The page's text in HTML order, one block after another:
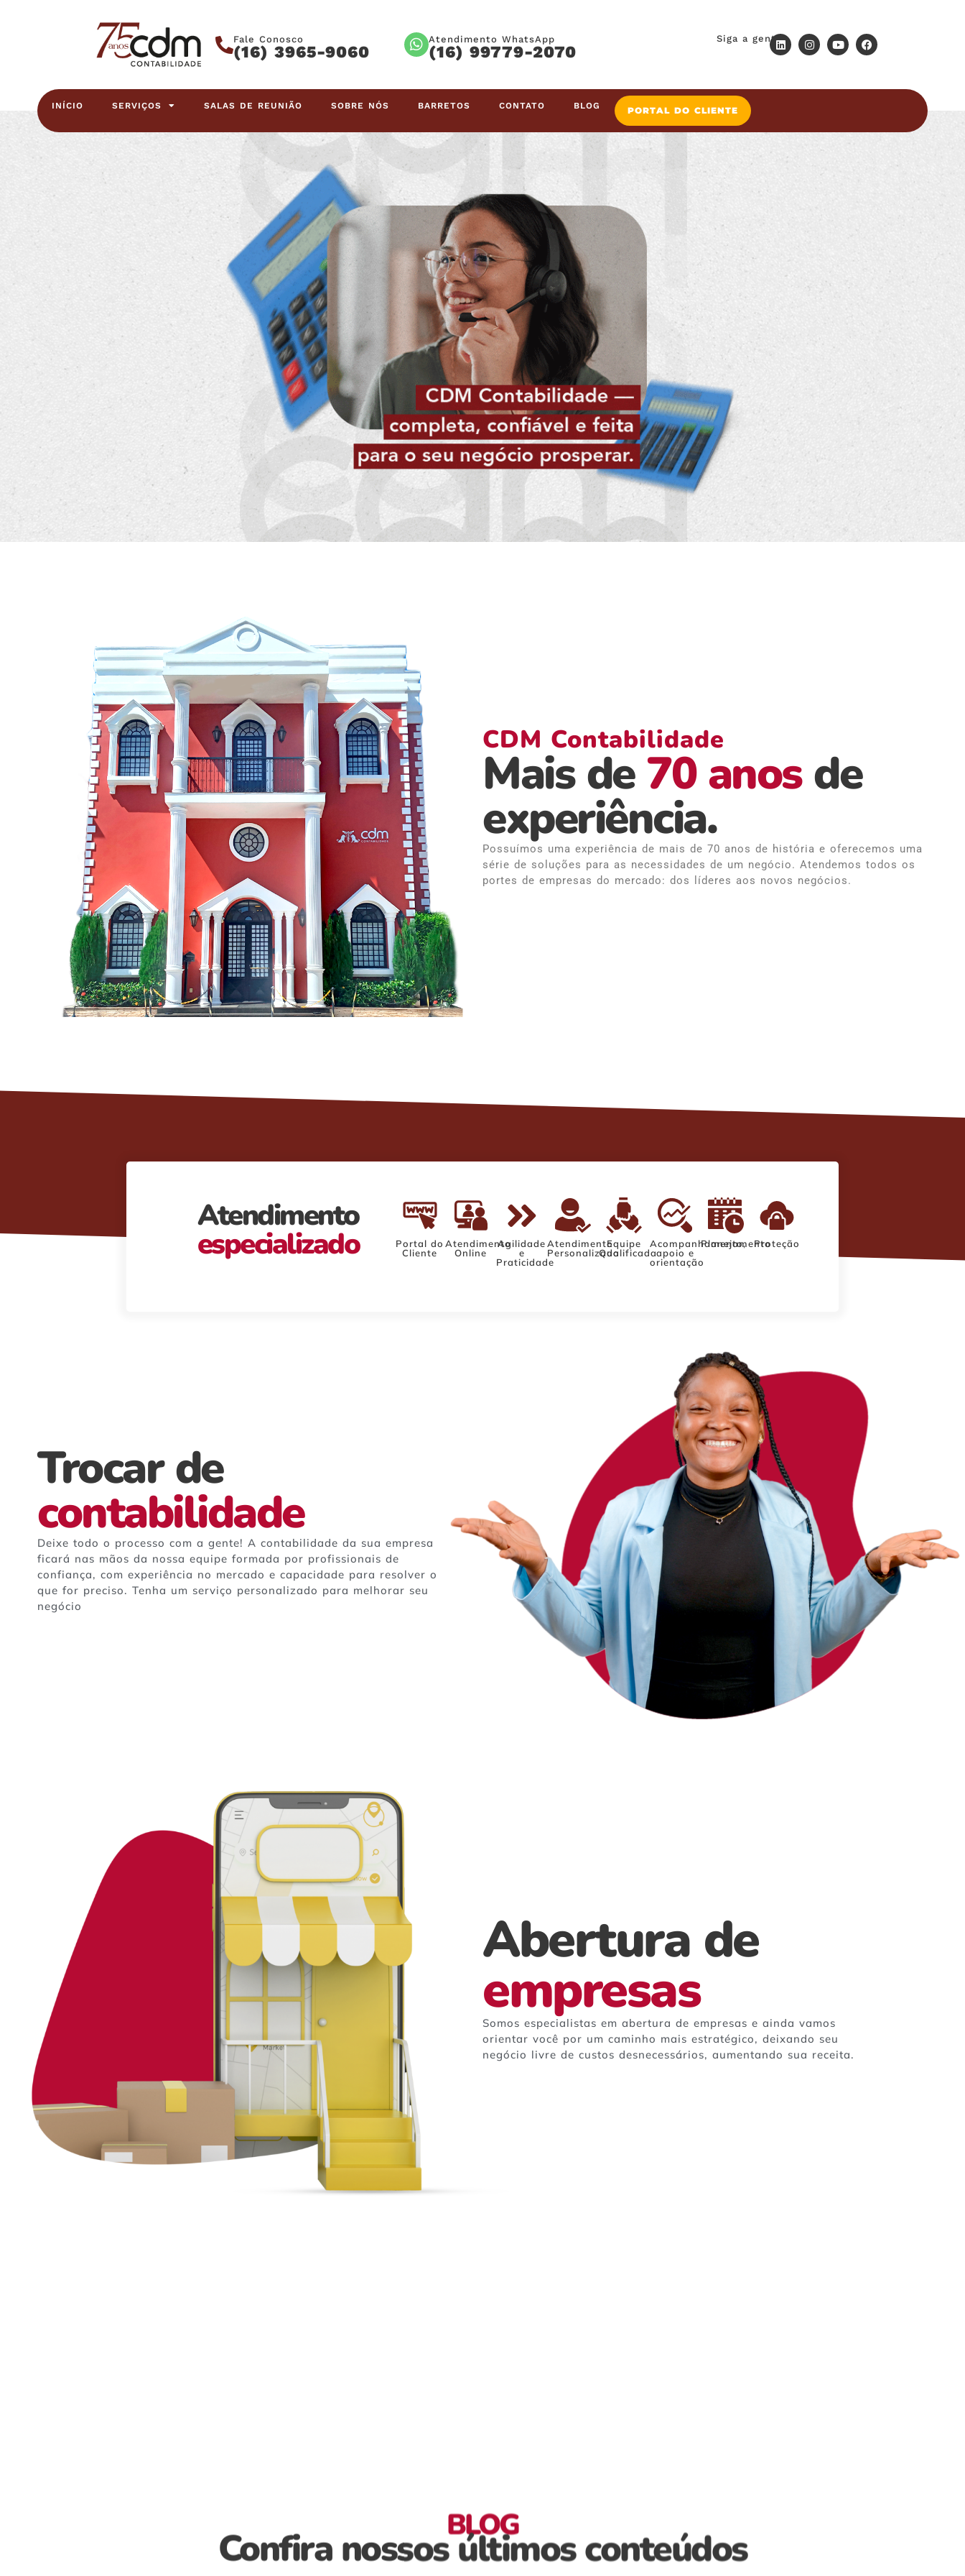
Fale Conosco
(16) 3965-9060
Atendimento WhatsApp
(16) 99779-2070
Siga a gente
INÍCIO SERVIÇOS SALAS DE REUNIÃO SOBRE NÓS BARRETOS CONTATO BLOG PORTAL DO CLIENTE
CDM Contabilidade
Mais de70 anosde
experiência.
Possuímos uma experiência de mais de 70 anos de história e oferecemos uma
série de soluções para as necessidades de um negócio. Atendemos todos os
portes de empresas do mercado: dos líderes aos novos negócios.
Atendimento
especializado
Portal do
Cliente
Atendimento
Online
Agilidade
e
Praticidade
Atendimento
Personalizado
Equipe
Qualificada
Acompanhamento,
apoio e
orientação
PlanejamentoProteção
Trocar de
contabilidade
Deixe todo o processo com a gente! A contabilidade da sua empresa
ficará nas mãos da nossa equipe formada por profissionais de
confiança, com experiência no mercado e capacidade para resolver o
que for preciso. Tenha um serviço personalizado para melhorar seu
negócio
Abertura de
empresas
Somos especialistas em abertura de empresas e ainda vamos
orientar você por um caminho mais estratégico, deixando seu
negócio livre de custos desnecessários, aumentando sua receita.
BLOG
Confira nossos últimos conteúdos